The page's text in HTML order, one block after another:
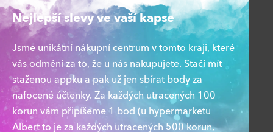
Nejlepší slevy ve vaší kapse
Jsme unikátní nákupní centrum v tomto kraji, které
vás odmění za to, že u nás nakupujete. Stačí mít
staženou appku a pak už jen sbírat body za
nafocené účtenky. Za každých utracených 100
korun vám připíšeme 1 bod (u hypermarketu
Albert to je za každých utracených 500 korun,